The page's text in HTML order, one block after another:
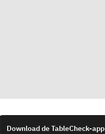
Download de TableCheck-app